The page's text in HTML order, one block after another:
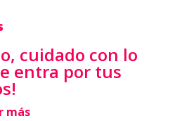
cuidado con lo
entra por tus
más